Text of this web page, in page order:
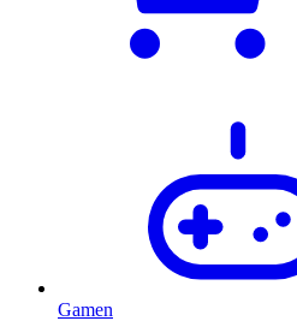
Gamen